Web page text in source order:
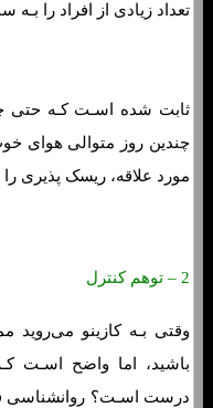
تعداد زیادی از افراد را
ثابت شده اسـت کـه حتی
چندین روز متوالی هوای
مورد علاقه، ریسک پذیری
2 – توهم کنترل
وقتی بـه کازینو می‌روید
باشید، اما واضح اسـت
درست اسـت؟ روانشناسی